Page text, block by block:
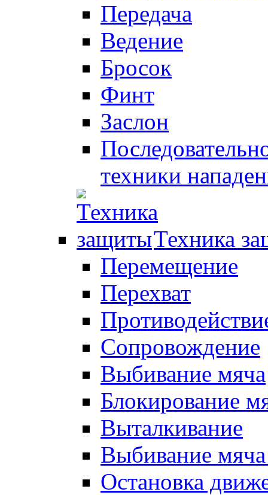
Передача
Ведение
Бросок
Финт
Заслон
техники
Техника
Перемещение
Перехват
Сопровождение
Выбивание мяча
Блокирование
Выталкивание
Выбивание
Остановка